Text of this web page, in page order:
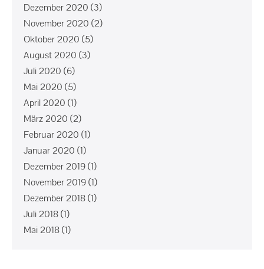
Dezember 2020 (3)
November 2020 (2)
Oktober 2020 (5)
August 2020 (3)
Juli 2020 (6)
Mai 2020 (5)
April 2020 (1)
März 2020 (2)
Februar 2020 (1)
Januar 2020 (1)
Dezember 2019(1)
November 2019(1)
Dezember 2018(1)
Juli 2018(1)
Mai 2018(1)